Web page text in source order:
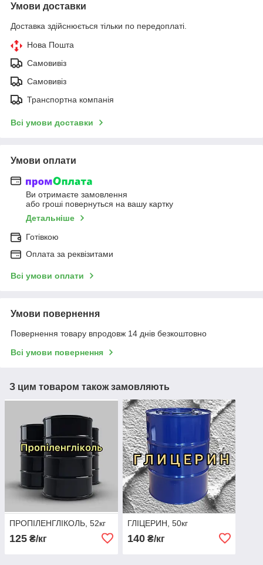
Умови доставки
Доставка здійснюється тільки по передоплаті.
Нова Пошта
Самовивіз
Самовивіз
Транспортна компанія
Всі умови доставки
Умови оплати
Ви отримаєте замовлення
або гроші повернуться на вашу картку
Детальніше
Готівкою
Оплата за реквізитами
Всі умови оплати
Умови повернення
Повернення товару впродовж 14 днів безкоштовно
Всі умови повернення
З цим товаром також замовляють
ПРОПІЛЕНГЛІКОЛЬ, 52кг
125 ₴/кг
ГЛІЦЕРИН, 50кг
140₴/кг